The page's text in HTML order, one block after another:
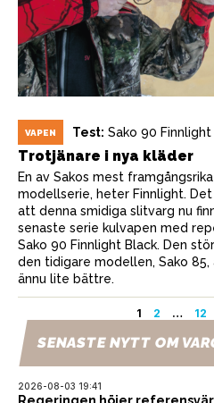
VAPEN Test: Sako 90 Finnlight
Trotjänare i nya kläder
En av Sakos mest
modellserie, heter Finnlight.
att denna smidiga slitvarg nu
senaste serie kulvapen med
Sako 90 Finnlight Black. Den
den tidigare modellen, Sako
ännu lite bättre.
Sidnumrering
för
inlägg
1 2 … 12
SENASTE NYTT OM
2026-08-03 19:41